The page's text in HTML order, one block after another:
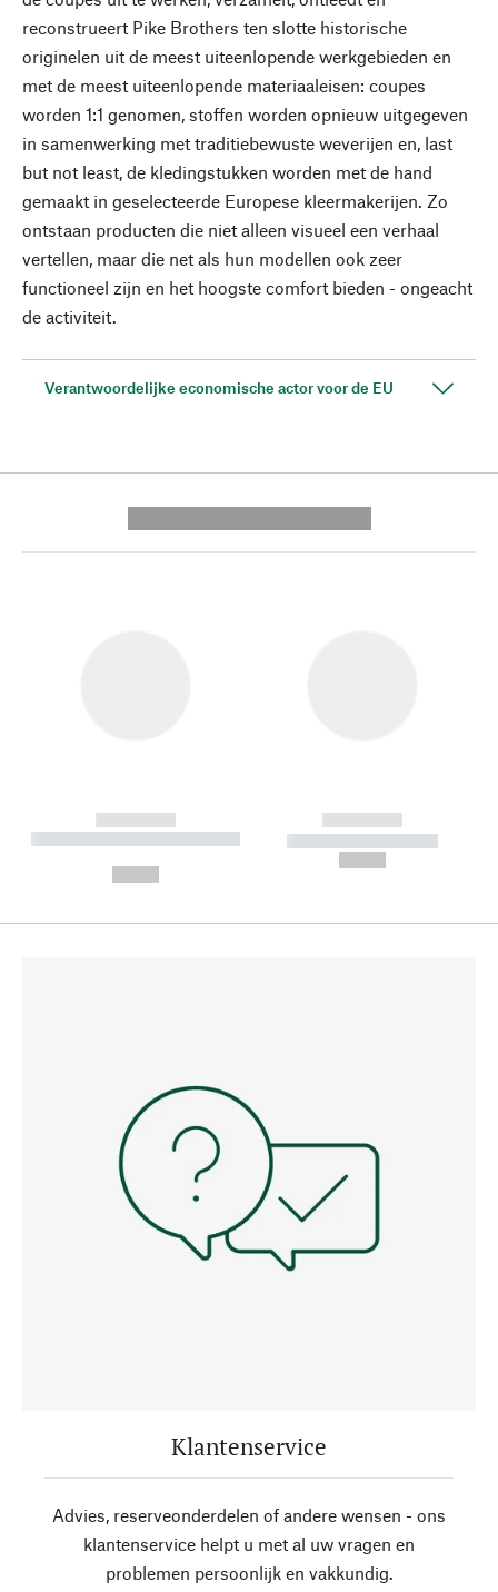
reconstrueert Pike Brothers ten slotte historische
originelen uit de meest uiteenlopende werkgebieden en
met de meest uiteenlopende materiaaleisen: coupes
worden 1:1 genomen, stoffen worden opnieuw uitgegeven
in samenwerking met traditiebewuste weverijen en, last
but not least, de kledingstukken worden met de hand
gemaakt in geselecteerde Europese kleermakerijen. Zo
ontstaan producten die niet alleen visueel een verhaal
vertellen, maar die net als hun modellen ook zeer
functioneel zijn en het hoogste comfort bieden - ongeacht
de activiteit.
Verantwoordelijke economische actor voor de EU
------------
----------- ----------- --------
------------
----------- -----------
Klantenservice
Advies, reserveonderdelen of andere wensen - ons
klantenservice helpt u met al uw vragen en
problemen persoonlijk en vakkundig.